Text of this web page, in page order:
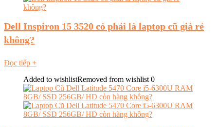
Dell Inspiron 15 3520 có phải là laptop cũ giá rẻ
không?
Đọc tiếp +
Added to wishlistRemoved from wishlist 0